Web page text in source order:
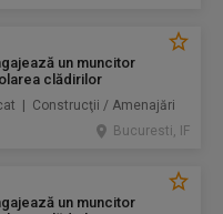
un muncitor
clădirilor
| Construcţii / Amenajări
Bucuresti, IF
un muncitor